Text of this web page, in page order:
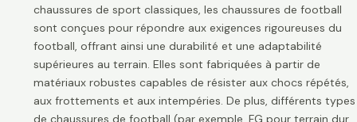
chaussures de sport classiques, les chaussures de football
sont conçues pour répondre aux exigences rigoureuses du
football, offrant ainsi une durabilité et une adaptabilité
supérieures au terrain. Elles sont fabriquées à partir de
matériaux robustes capables de résister aux chocs répétés,
aux frottements et aux intempéries. De plus, différents types